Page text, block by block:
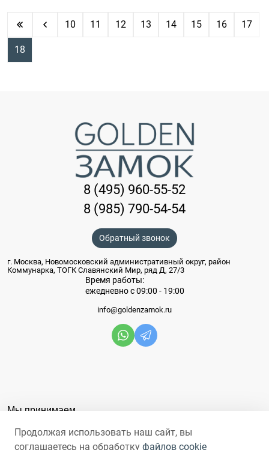
10 11 12 13 14 15 16 17
18
8 (495) 960-55-52
8 (985) 790-54-54
Обратный звонок
г. Москва, Новомосковский административный округ, район
Коммунарка, ТОГК Славянский Мир, ряд Д, 27/3
Время работы:
ежедневно с 09:00 - 19:00
info@goldenzamok.ru
Мы принимаем
Продолжая использовать наш сайт, вы
соглашаетесь на обработку файлов cookie